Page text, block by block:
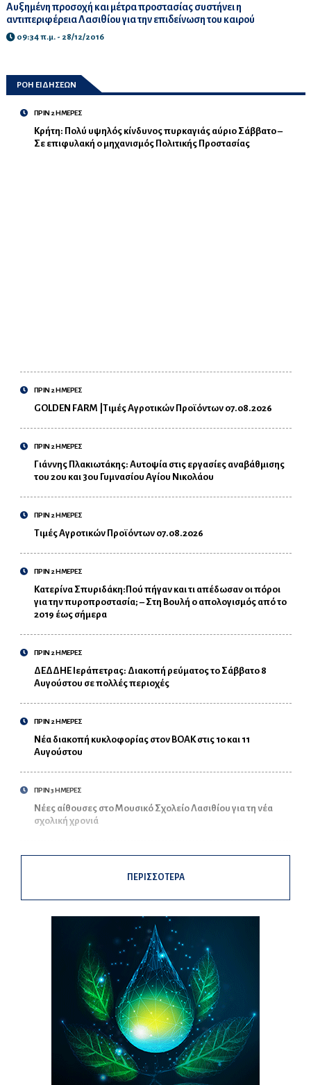
Αυξημένη προσοχή και μέτρα προστασίας συστήνει η
αντιπεριφέρεια Λασιθίου για την επιδείνωση του καιρού
09:34 π.μ. - 28/12/2016
ΡΟΗ ΕΙΔΗΣΕΩΝ
ΠΡΙΝ 2 ΗΜΕΡΕΣ
Κρήτη: Πολύ υψηλός κίνδυνος πυρκαγιάς αύριο Σάββατο –
Σε επιφυλακή ο μηχανισμός Πολιτικής Προστασίας
ΠΡΙΝ 2 ΗΜΕΡΕΣ
GOLDEN FARM |Τιμές Αγροτικών Προϊόντων 07.08.2026
ΠΡΙΝ 2 ΗΜΕΡΕΣ
Γιάννης Πλακιωτάκης: Αυτοψία στις εργασίες αναβάθμισης
του 2ου και 3ου Γυμνασίου Αγίου Νικολάου
ΠΡΙΝ 2 ΗΜΕΡΕΣ
Τιμές Αγροτικών Προϊόντων 07.08.2026
ΠΡΙΝ 2 ΗΜΕΡΕΣ
Κατερίνα Σπυριδάκη:Πού πήγαν και τι απέδωσαν οι πόροι
για την πυροπροστασία; – Στη Βουλή ο απολογισμός από το
2019 έως σήμερα
ΠΡΙΝ 2 ΗΜΕΡΕΣ
ΔΕΔΔΗΕ Ιεράπετρας: Διακοπή ρεύματος το Σάββατο 8
Αυγούστου σε πολλές περιοχές
ΠΡΙΝ 2 ΗΜΕΡΕΣ
Νέα διακοπή κυκλοφορίας στον ΒΟΑΚ στις 10 και 11
Αυγούστου
ΠΡΙΝ 3 ΗΜΕΡΕΣ
Νέες αίθουσες στο Μουσικό Σχολείο Λασιθίου για τη νέα
σχολική χρονιά
ΠΕΡΙΣΣΟΤΕΡΑ